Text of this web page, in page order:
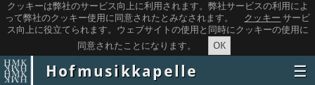
クッキーは弊社のサービス向上に利用されます。弊社サービスの利用によ
って弊社のクッキー使用に同意されたとみなされます。
クッキー サービ
ス向上に役立てられます。ウェブサイトの使用と同時にクッキーの使用に
同意されたことになります。
OK
Hofmusikkapelle ☰